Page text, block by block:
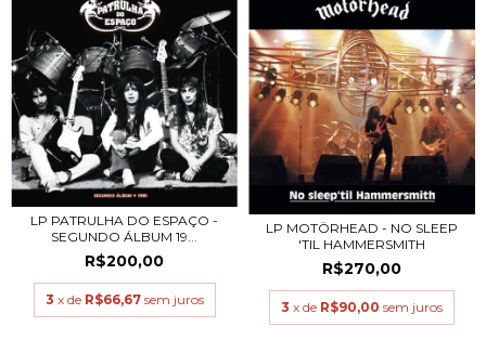
LP PATRULHA DO ESPAÇO -
SEGUNDO ÁLBUM 19...
R$200,00
3 x de R$66,67 sem juros
LP MOTÖRHEAD - NO SLEEP
'TIL HAMMERSMITH
R$270,00
3 x de R$90,00 sem juros